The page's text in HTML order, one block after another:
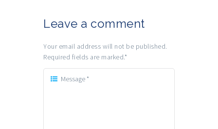
Leave a comment
Your email address will not be published.
Required fields are marked.*